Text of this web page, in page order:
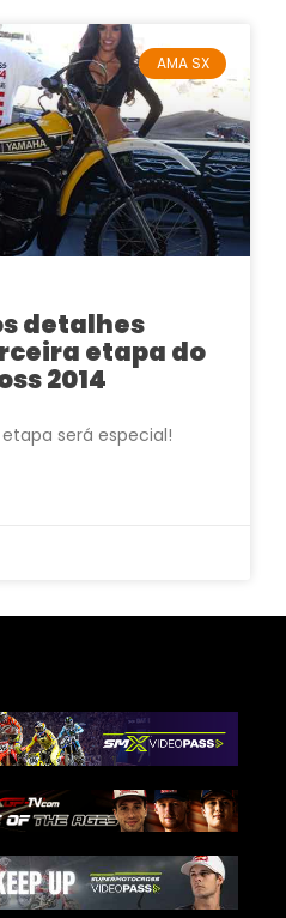
AMA SX
detalhes
etapa do
2014
será especial!